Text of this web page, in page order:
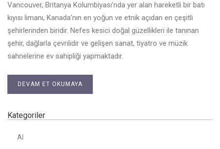
Vancouver, Britanya Kolumbiyası’nda yer alan hareketli bir batı
kıyısı limanı, Kanada’nın en yoğun ve etnik açıdan en çeşitli
şehirlerinden biridir. Nefes kesici doğal güzellikleri ile tanınan
şehir, dağlarla çevrilidir ve gelişen sanat, tiyatro ve müzik
sahnelerine ev sahipliği yapmaktadır.
DEVAM ET OKUMAYA
Kategoriler
AI